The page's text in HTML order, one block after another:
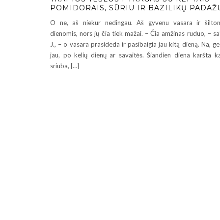
POMIDORAIS, SŪRIU IR BAZILIKŲ
O ne, aš niekur nedingau. Aš gyvenu vasara ir
dienomis, nors jų čia tiek mažai. – Čia amžinas ruduo, –
J., – o vasara prasideda ir pasibaigia jau kitą dieną. Na,
jau, po kelių dienų ar savaitės. Šiandien diena karšta
sriuba, […]